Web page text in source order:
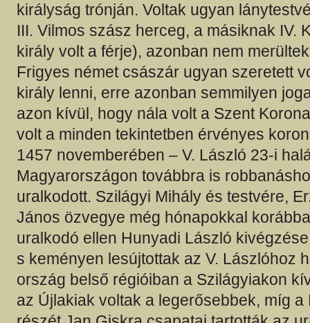
királyság trónján. Voltak ugyan
III. Vilmos szász herceg, a másiknak IV.
király volt a férje), azonban nem
Frigyes német császár ugyan szeretett
király lenni, erre azonban semmilyen
azon kívül, hogy nála volt a Szent
volt a minden tekintetben érvényes
1457 novemberében – V. László 23-i
Magyarországon továbbra is
uralkodott. Szilágyi Mihály és testvére,
János özvegye még hónapokkal
uralkodó ellen Hunyadi László
s keményen lesújtottak az V. Lászlóhoz
ország belső régióiban a Szilágyiakon
az Újlakiak voltak a legerősebbek, míg a